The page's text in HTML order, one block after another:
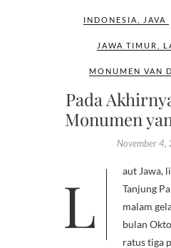
INDONESIA JAVA
JAWA TIMUR
MONUMEN VAN
Pada
Monumen
November 4,
Laut Jawa, lima belas mil ke utara
Tanjung
malam
bulan
ratus tiga